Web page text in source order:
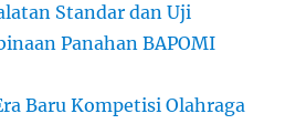
Standar dan Uji
Panahan BAPOMI
Baru Kompetisi Olahraga